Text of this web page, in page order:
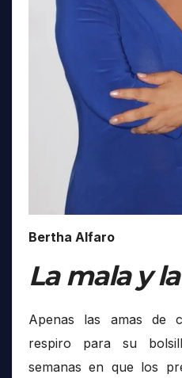
Bertha Alfaro
La mala y
Apenas las amas de
respiro para su
semanas en que los